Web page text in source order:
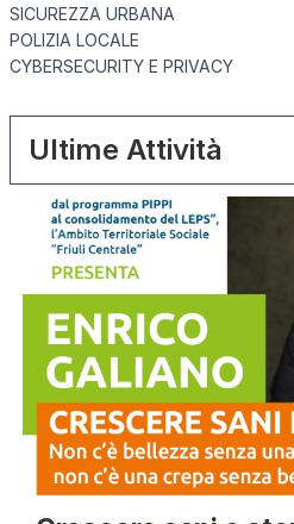
SICUREZZA URBANA
POLIZIA LOCALE
CYBERSECURITY E PRIVACY
Ultime Attività